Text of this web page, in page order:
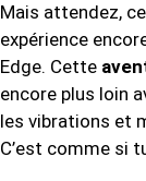
Mais attendez,
expérience
Edge. Cette
encore plus loin
les vibrations et
C’est comme si